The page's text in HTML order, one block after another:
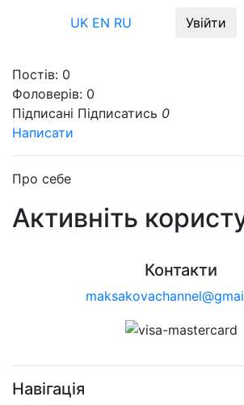
UK EN RU Увійти
Постів: 0
Фоловерів: 0
Підписані Підписатись 0
Написати
Про себе
Активніть
Контакти
Навігація